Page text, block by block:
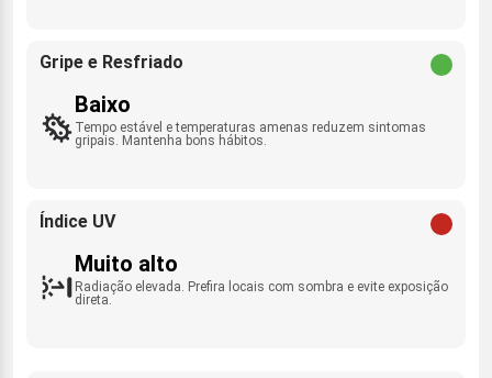
Gripe e Resfriado
Baixo
Tempo estável e temperaturas amenas reduzem sintomas
gripais. Mantenha bons hábitos.
Índice UV
Muito alto
Radiação elevada. Prefira locais com sombra e evite exposição
direta.